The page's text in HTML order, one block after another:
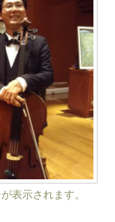
表示されます。